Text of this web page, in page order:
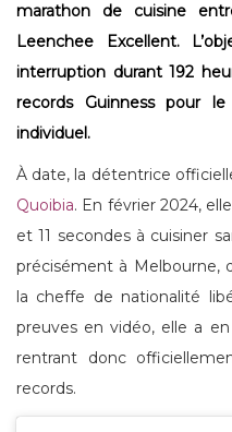
marathon de cuisine
Leenchee Excellent.
interruption durant 192
records Guinness pour
individuel.
À date, la détentrice
Quoibia. En février 2024,
et 11 secondes à cuisiner
précisément à Melbourne,
la cheffe de nationalité
preuves en vidéo, elle a
rentrant donc
records.